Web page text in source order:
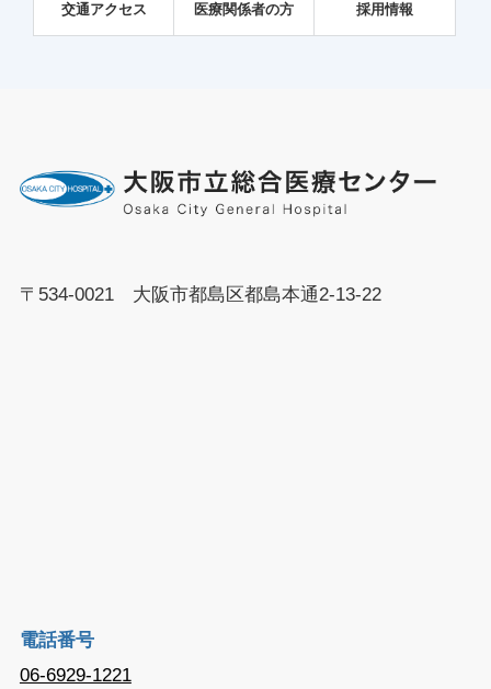
交通アクセス 医療関係者の方 採用情報
〒534-0021 大阪市都島区都島本通2-13-22
電話番号
06-6929-1221